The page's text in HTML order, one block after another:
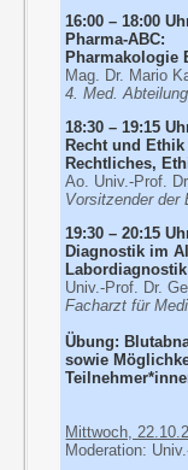
16:00 – 18:00
Pharma-ABC:
Pharmakologie
Mag. Dr. Mario
4. Med.
18:30 – 19:15
Recht und Ethik
Rechtliches,
Ao. Univ.-Prof.
Vorsitzender der
19:30 – 20:15
Diagnostik im
Labordiagnostik
Univ.-Prof. Dr.
Facharzt für
Übung:
sowie
Mittwoch,
Moderation: